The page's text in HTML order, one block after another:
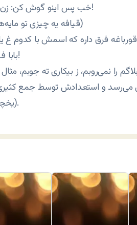
– خب پس اینو گوش کن: زن گوله، سگ توله!
– (قیافه یه چیزی تو مایه‌های حالت تهوع)
قورباغه فرق داره که اسمش با کدوم
– بابا فیلســــــــــــوف!
یخچال منکوب می‌شود).